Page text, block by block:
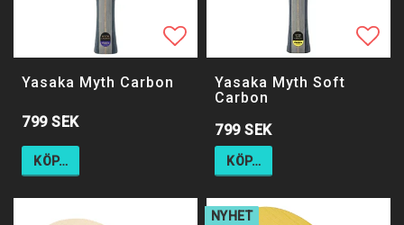
Lägg till i favoritlistan
Lägg till i favoritlistan
Yasaka Myth Carbon
799 SEK
KÖP…
Yasaka Myth Soft
Carbon
799 SEK
KÖP…
NYHET